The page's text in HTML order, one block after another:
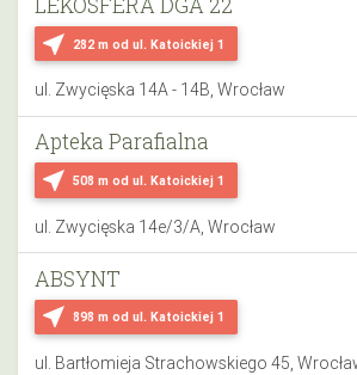
near_me 282 m od ul. Katoickiej 1
ul. Zwycięska 14A - 14B, Wrocław
near_me 508 m od ul. Katoickiej 1
Apteka Parafialna
ul. Zwycięska 14e/3/A, Wrocław
near_me 898 m od ul. Katoickiej 1
ABSYNT
ul. Bartłomieja Strachowskiego 45,